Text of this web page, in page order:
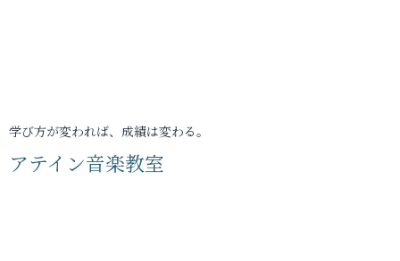
学び方が変われば、成績は変わる。
アテイン音楽教室